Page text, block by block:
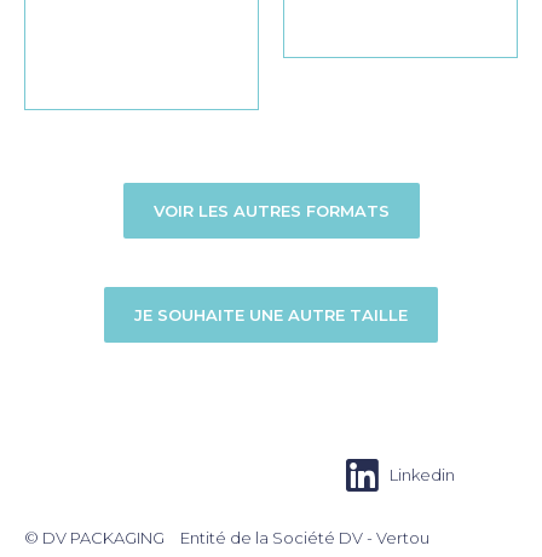
VOIR LES AUTRES FORMATS
JE SOUHAITE UNE AUTRE TAILLE
Menu
footer
© DV PACKAGING Entité de la Société DV - Vertou
Linkedin